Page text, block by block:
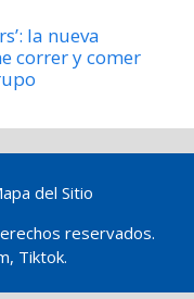
la nueva
correr y comer
del Sitio
reservados.
, Tiktok.